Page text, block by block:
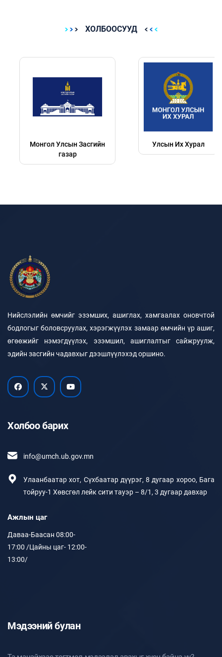
ХОЛБООСУУД
Монгол Улсын Засгийн
газар
Улсын Их Хурал
Нийслэлийн өмчийг эзэмших, ашиглах, хамгаалах оновчтой
бодлогыг боловсруулах, хэрэгжүүлэх замаар өмчийн үр ашиг,
өгөөжийг нэмэгдүүлэх, эзэмшил, ашиглалтыг сайжруулж,
эдийн засгийн чадавхыг дээшлүүлэхэд оршино.
Холбоо барих
info@umch.ub.gov.mn
Улаанбаатар хот, Сүхбаатар дүүрэг, 8 дугаар хороо, Бага
тойруу-1 Хөвсгөл лейк сити тауэр – 8/1, 3 дугаар давхар
Ажлын цаг
Даваа-Баасан 08:00-
17:00 /Цайны цаг- 12:00-
13:00/
Мэдээний булан